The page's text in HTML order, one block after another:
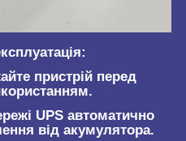
пристрій перед
UPS автоматично
від акумулятора.